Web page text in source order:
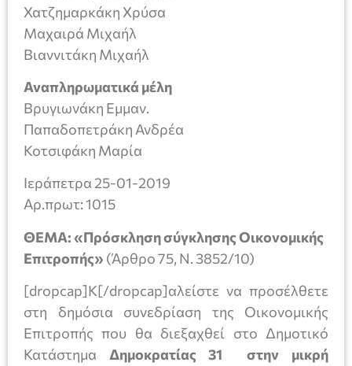
Χατζημαρκάκη Χρύσα
Μαχαιρά Μιχαήλ
Βιαννιτάκη Μιχαήλ
Αναπληρωματικά μέλη
Βρυγιωνάκη Εμμαν.
Παπαδοπετράκη Ανδρέα
Κοτσιφάκη Μαρία
Ιεράπετρα 25-01-2019
Aρ.πρωτ: 1015
ΘΕΜΑ: «Πρόσκληση σύγκλησης Οικονομικής
Επιτροπής» (Άρθρο 75, Ν. 3852/10)
[dropcap]Κ[/dropcap]αλείστε να προσέλθετε
στη δημόσια συνεδρίαση της Οικονομικής
Επιτροπής που θα διεξαχθεί στο Δημοτικό
Κατάστημα Δημοκρατίας 31 στην μικρή